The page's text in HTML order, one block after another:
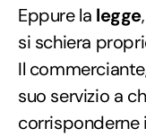
Eppure la legge
si schiera
Il
suo servizio a
corrisponderne